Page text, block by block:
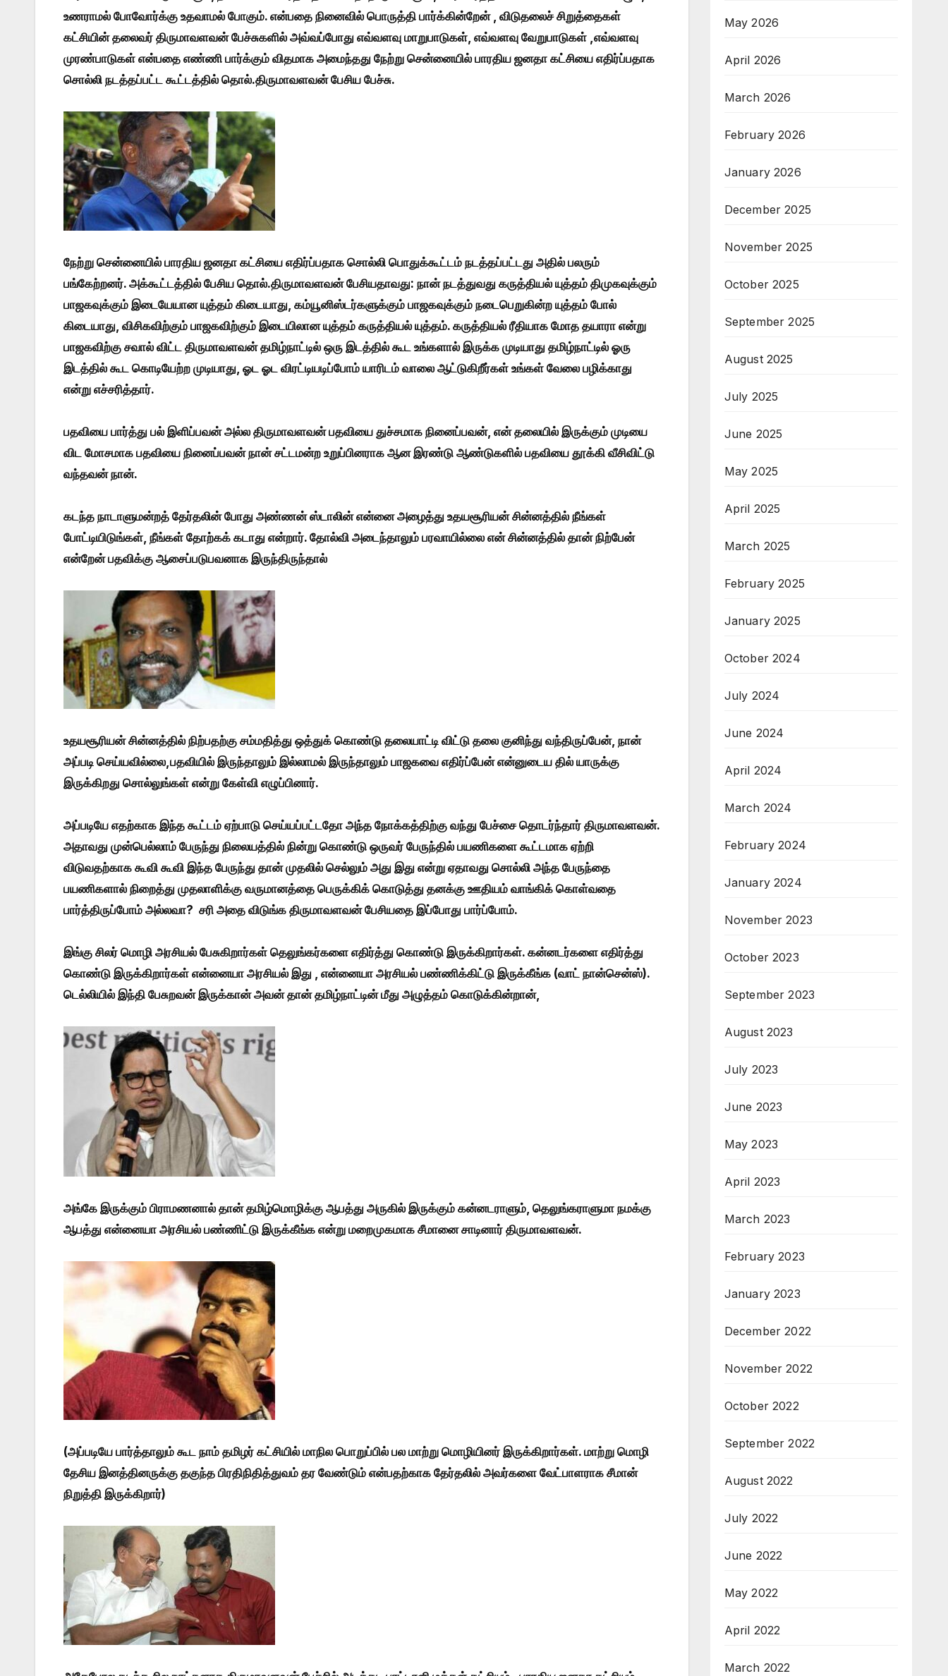
உணராமல் போவோர்க்கு உதவாமல் போகும். என்பதை நினைவில் பொருத்தி பார்க்கின்றேன் , விடுதலைச் சிறுத்தைகள்
கட்சியின் தலைவர் திருமாவளவன் பேச்சுகளில் அவ்வப்போது எவ்வளவு மாறுபாடுகள், எவ்வளவு வேறுபாடுகள் ,எவ்வளவு
முரண்பாடுகள் என்பதை எண்ணி பார்க்கும் விதமாக அமைந்தது நேற்று சென்னையில் பாரதிய ஜனதா கட்சியை எதிர்ப்பதாக
சொல்லி நடத்தப்பட்ட கூட்டத்தில் தொல்.திருமாவளவன் பேசிய பேச்சு.
நேற்று சென்னையில் பாரதிய ஜனதா கட்சியை எதிர்ப்பதாக சொல்லி பொதுக்கூட்டம் நடத்தப்பட்டது அதில் பலரும்
பங்கேற்றனர். அக்கூட்டத்தில் பேசிய தொல்.திருமாவளவன் பேசியதாவது: நான் நடத்துவது கருத்தியல் யுத்தம் திமுகவுக்கும்
பாஜகவுக்கும் இடையேயான யுத்தம் கிடையாது, கம்யூனிஸ்டர்களுக்கும் பாஜகவுக்கும் நடைபெறுகின்ற யுத்தம் போல்
கிடையாது, விசிகவிற்கும் பாஜகவிற்கும் இடையிலான யுத்தம் கருத்தியல் யுத்தம். கருத்தியல் ரீதியாக மோத தயாரா என்று
பாஜகவிற்கு சவால் விட்ட திருமாவளவன் தமிழ்நாட்டில் ஒரு இடத்தில் கூட உங்களால் இருக்க முடியாது தமிழ்நாட்டில் ஓரு
இடத்தில் கூட கொடியேற்ற முடியாது, ஓட ஓட விரட்டியடிப்போம் யாரிடம் வாலை ஆட்டுகிறீர்கள் உங்கள் வேலை பழிக்காது
என்று எச்சரித்தார்.
பதவியை பார்த்து பல் இளிப்பவன் அல்ல திருமாவளவன் பதவியை துச்சமாக நினைப்பவன், என் தலையில் இருக்கும் முடியை
விட மோசமாக பதவியை நினைப்பவன் நான் சட்டமன்ற உறுப்பினராக ஆன இரண்டு ஆண்டுகளில் பதவியை தூக்கி வீசிவிட்டு
வந்தவன் நான்.
கடந்த நாடாளுமன்றத் தேர்தலின் போது அண்ணன் ஸ்டாலின் என்னை அழைத்து உதயசூரியன் சின்னத்தில் நீங்கள்
போட்டியிடுங்கள், நீங்கள் தோற்கக் கடாது என்றார். தோல்வி அடைந்தாலும் பரவாயில்லை என் சின்னத்தில் தான் நிற்பேன்
என்றேன் பதவிக்கு ஆசைப்படுபவனாக இருந்திருந்தால்
உதயசூரியன் சின்னத்தில் நிற்பதற்கு சம்மதித்து ஒத்துக் கொண்டு தலையாட்டி விட்டு தலை குனிந்து வந்திருப்பேன், நான்
அப்படி செய்யவில்லை,பதவியில் இருந்தாலும் இல்லாமல் இருந்தாலும் பாஜகவை எதிர்ப்பேன் என்னுடைய தில் யாருக்கு
இருக்கிறது சொல்லுங்கள் என்று கேள்வி எழுப்பினார்.
அப்படியே எதற்காக இந்த கூட்டம் ஏற்பாடு செய்யப்பட்டதோ அந்த நோக்கத்திற்கு வந்து பேச்சை தொடர்ந்தார் திருமாவளவன்.
அதாவது முன்பெல்லாம் பேருந்து நிலையத்தில் நின்று கொண்டு ஒருவர் பேருந்தில் பயணிகளை கூட்டமாக ஏற்றி
விடுவதற்காக கூவி கூவி இந்த பேருந்து தான் முதலில் செல்லும் அது இது என்று ஏதாவது சொல்லி அந்த பேருந்தை
பயணிகளால் நிறைத்து முதலாளிக்கு வருமானத்தை பெருக்கிக் கொடுத்து தனக்கு ஊதியம் வாங்கிக் கொள்வதை
பார்த்திருப்போம் அல்லவா? சரி அதை விடுங்க திருமாவளவன் பேசியதை இப்போது பார்ப்போம்.
இங்கு சிலர் மொழி அரசியல் பேசுகிறார்கள் தெலுங்கர்களை எதிர்த்து கொண்டு இருக்கிறார்கள். கன்னடர்களை எதிர்த்து
கொண்டு இருக்கிறார்கள் என்னையா அரசியல் இது , என்னையா அரசியல் பண்ணிக்கிட்டு இருக்கீங்க (வாட் நான்சென்ஸ்).
டெல்லியில் இந்தி பேசுறவன் இருக்கான் அவன் தான் தமிழ்நாட்டின் மீது அழுத்தம் கொடுக்கின்றான்,
அங்கே இருக்கும் பிராமணனால் தான் தமிழ்மொழிக்கு ஆபத்து அருகில் இருக்கும் கன்னடராளும், தெலுங்கராளுமா நமக்கு
ஆபத்து என்னையா அரசியல் பண்ணிட்டு இருக்கீங்க என்று மறைமுகமாக சீமானை சாடினார் திருமாவளவன்.
(அப்படியே பார்த்தாலும் கூட நாம் தமிழர் கட்சியில் மாநில பொறுப்பில் பல மாற்று மொழியினர் இருக்கிறார்கள். மாற்று மொழி
தேசிய இனத்தினருக்கு தகுந்த பிரதிநிதித்துவம் தர வேண்டும் என்பதற்காக தேர்தலில் அவர்களை வேட்பாளராக சீமான்
நிறுத்தி இருக்கிறார்)
May 2026
April 2026
March 2026
February 2026
January 2026
December 2025
November 2025
October 2025
September 2025
August 2025
July 2025
June 2025
May 2025
April 2025
March 2025
February 2025
January 2025
October 2024
July 2024
June 2024
April 2024
March 2024
February 2024
January 2024
November 2023
October 2023
September 2023
August 2023
July 2023
June 2023
May 2023
April 2023
March 2023
February 2023
January 2023
December 2022
November 2022
October 2022
September 2022
August 2022
July 2022
June 2022
May 2022
April 2022
March 2022